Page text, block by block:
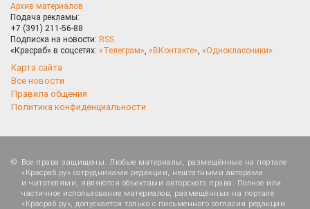
Архив материалов
Подача рекламы:
+7 (391) 211-56-88
Подписка на новости: RSS
«Красраб» в соцсетях: «Телеграм», «ВКонтакте», «Одноклассники»
Карта сайта
Все новости
Правила общения
Политика конфиденциальности
Все права защищены. Любые материалы, размещённые на портале
«Красраб.ру» сотрудниками редакции, нештатными авторами
и читателями, являются объектами авторского права. Полное или
частичное использование материалов, размещённых на портале
«Красраб.ру», допускается только с письменного согласия редакции